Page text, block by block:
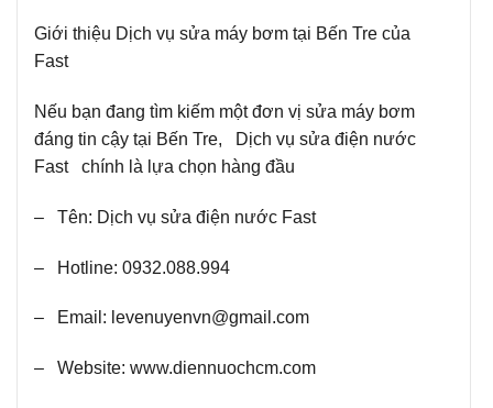
Giới thiệu Dịch vụ sửa máy bơm tại Bến Tre của
Fast
Nếu bạn đang tìm kiếm một đơn vị sửa máy bơm
đáng tin cậy tại Bến Tre, Dịch vụ sửa điện nước
Fast chính là lựa chọn hàng đầu
– Tên: Dịch vụ sửa điện nước Fast
– Hotline: 0932.088.994
– Email: levenuyenvn@gmail.com
– Website: www.diennuochcm.com